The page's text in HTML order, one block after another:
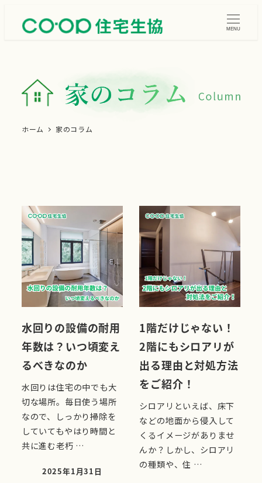
MENU
ホーム 家のコラム
水回りの設備の耐用
年数は？いつ頃変え
るべきなのか
水回りは住宅の中でも大
切な場所。毎日使う場所
なので、しっかり掃除を
していてもやはり時間と
共に進む老朽 …
投稿日
2025年1月31日
1階だけじゃない！
2階にもシロアリが
出る理由と対処方法
をご紹介！
シロアリといえば、床下
などの地面から侵入して
くるイメージがありませ
んか？しかし、シロアリ
の種類や、住 …